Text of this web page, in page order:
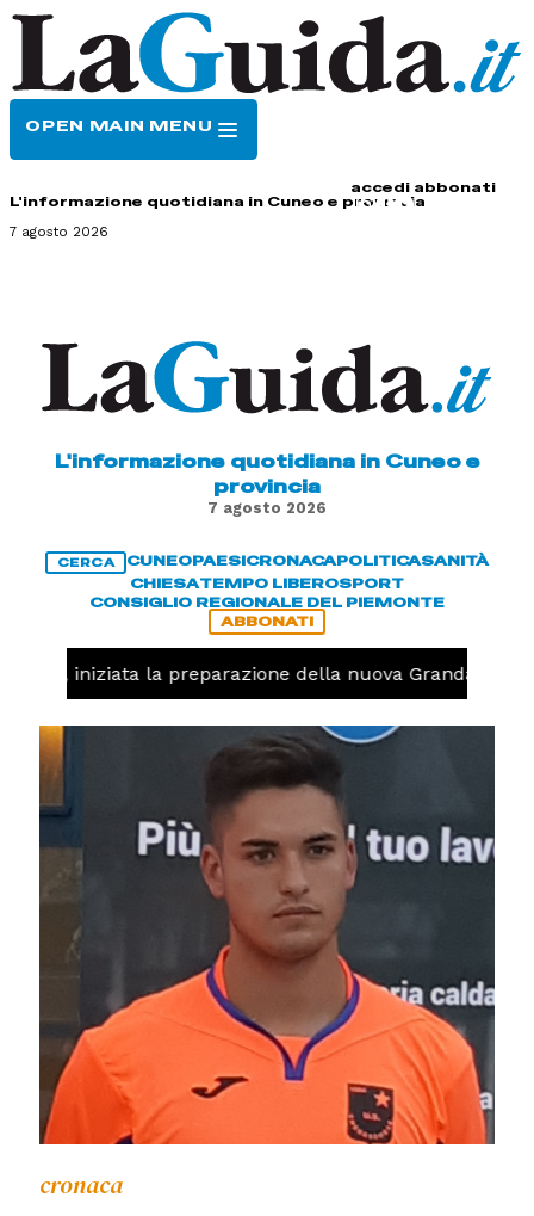
OPEN MAIN MENU
accedi abbonati
L'informazione quotidiana in Cuneo e provincia
7 agosto 2026
L'informazione quotidiana in Cuneo e
provincia
7 agosto 2026
CERCA CUNEOPAESICRONACAPOLITICASANITÀ
CHIESATEMPO LIBEROSPORT
CONSIGLIO REGIONALE DEL PIEMONTE
ABBONATI
iniziata la preparazione della nuova Granda Volley
cronaca